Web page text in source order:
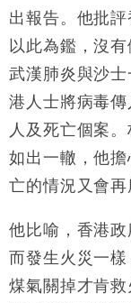
出報告。他批
以此為鑑，沒
武漢肺炎與沙
港人士將病毒
人及死亡個案
如出一轍，他
亡的情況又會再
他比喻，香港
而發生火災一
煤氣關掉才肯